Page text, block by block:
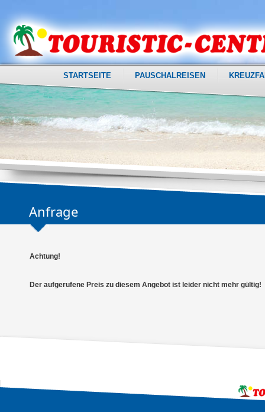
STARTSEITE PAUSCHALREISEN
Anfrage
Achtung!
Der aufgerufene Preis zu diesem Angebot ist leider nicht mehr gültig!